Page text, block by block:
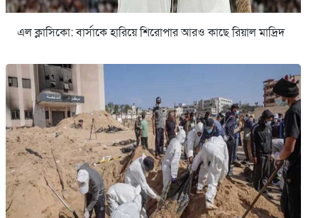
এল ক্লাসিকো: বার্সাকে হারিয়ে শিরোপার আরও কাছে রিয়াল মাদ্রিদ